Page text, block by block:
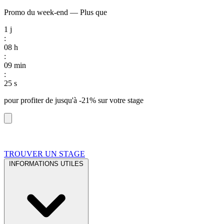
Promo du week-end — Plus que
1 j
:
08 h
:
09 min
:
24 s
pour profiter de jusqu'à -21% sur votre stage
TROUVER UN STAGE
INFORMATIONS UTILES